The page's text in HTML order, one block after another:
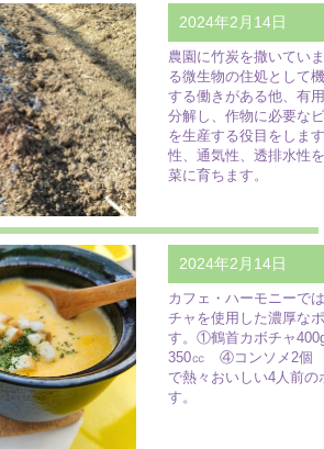
2024年2月14日
農園に竹炭を撒いてい
る微生物の住処として
する働きがある他、有
分解し、作物に必要な
を生産する役目をしま
性、通気性、透排水性
菜に育ちます。
2024年2月14日
カフェ・ハーモニーで
チャを使用した濃厚な
す。①鶴首カボチャ
350㏄ ④コンソメ2個
で熱々おいしい4人前
す。